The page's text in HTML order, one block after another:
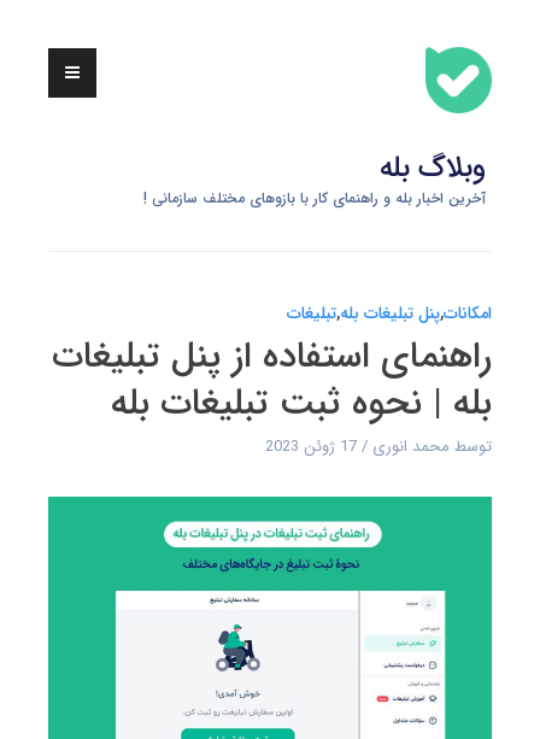
content
وبلاگ بله
آخرین اخبار بله و راهنمای کار با بازوهای مختلف سازمانی !
امکانات,پنل تبلیغات بله,تبلیغات
راهنمای استفاده از پنل تبلیغات
بله | نحوه ثبت تبلیغات بله
توسط محمد انوری 17 ژوئن 2023